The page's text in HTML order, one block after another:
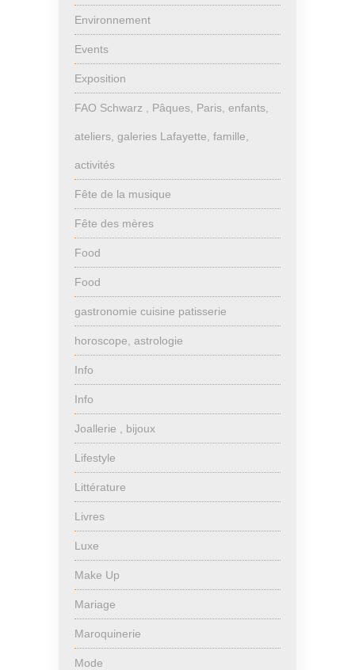
Environnement
Events
Exposition
FAO Schwarz , Pâques, Paris, enfants,
ateliers, galeries Lafayette, famille,
activités
Fête de la musique
Fête des mères
Food
Food
gastronomie cuisine patisserie
horoscope, astrologie
Info
Info
Joallerie , bijoux
Lifestyle
Littérature
Livres
Luxe
Make Up
Mariage
Maroquinerie
Mode